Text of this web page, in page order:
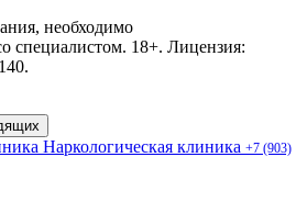
необходимо
специалистом. 18+. Лицензия:
Наркологическая клиника +7 (903)